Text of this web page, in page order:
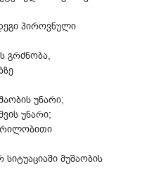
პიროვნული
გრძნობა,
უნარი;
უნარი;
მუშაობის